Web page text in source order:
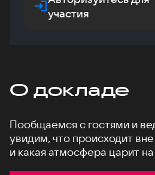
участия
О докладе
Пообщаемся с гостями и
увидим, что происходит
и какая атмосфера царит на